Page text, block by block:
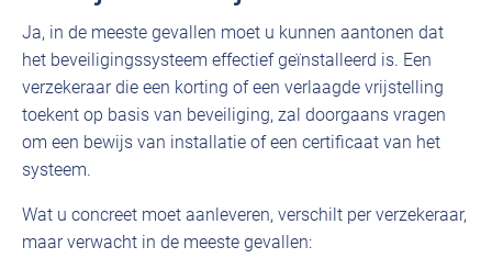
Ja, in de meeste gevallen moet u kunnen aantonen dat
het beveiligingssysteem effectief geïnstalleerd is. Een
verzekeraar die een korting of een verlaagde vrijstelling
toekent op basis van beveiliging, zal doorgaans vragen
om een bewijs van installatie of een certificaat van het
systeem.
Wat u concreet moet aanleveren, verschilt per verzekeraar,
maar verwacht in de meeste gevallen: